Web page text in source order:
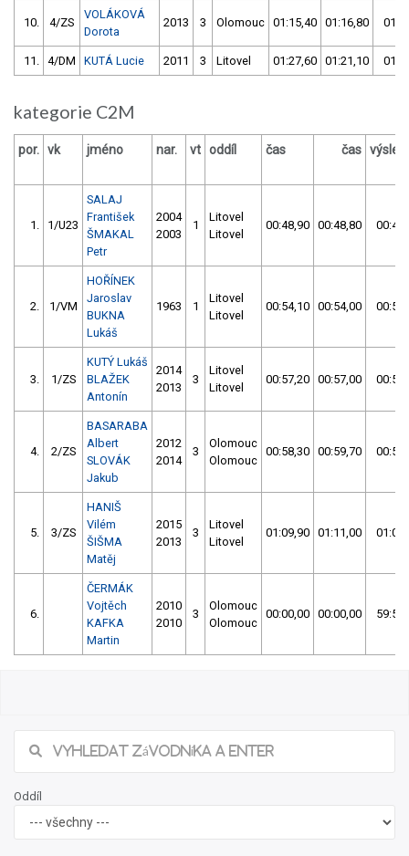
10. 4/ZS
VOLÁKOVÁ
Dorota
2013 3 Olomouc 01:15,40 01:16,80
11. 4/DM KUTÁ Lucie 2011 3 Litovel 01:27,60 01:21,10
kategorie C2M
por. vk jméno nar. vt oddíl čas čas
1. 1/U23
SALAJ
František
ŠMAKAL
Petr
2004
2003
1
Litovel
Litovel
00:48,90 00:48,80
2. 1/VM
HOŘÍNEK
Jaroslav
BUKNA
Lukáš
1963 1
Litovel
Litovel
00:54,10 00:54,00
3. 1/ZS
KUTÝ Lukáš
BLAŽEK
Antonín
2014
2013
3
Litovel
Litovel
00:57,20 00:57,00
4. 2/ZS
BASARABA
Albert
SLOVÁK
Jakub
2012
2014
3
Olomouc
Olomouc
00:58,30 00:59,70
5. 3/ZS
HANIŠ
Vilém
ŠIŠMA
Matěj
2015
2013
3
Litovel
Litovel
01:09,90 01:11,00
6.
ČERMÁK
Vojtěch
KAFKA
Martin
2010
2010
3
Olomouc
Olomouc
00:00,00 00:00,00
Oddíl